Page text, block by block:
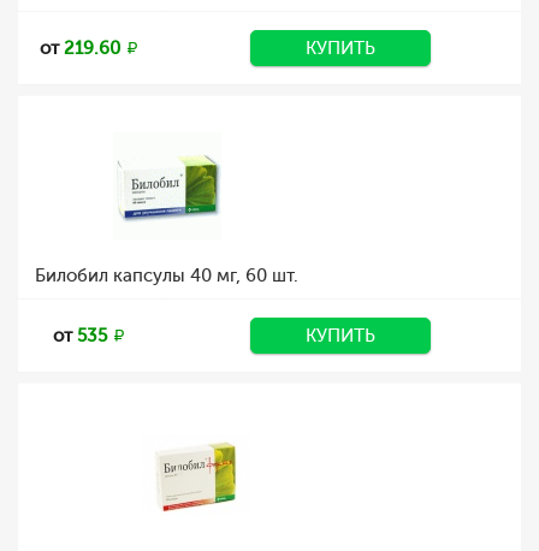
от219.60 КУПИТЬ
Билобил капсулы 40 мг, 60 шт.
от535 КУПИТЬ